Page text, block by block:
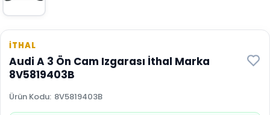
İTHAL
Audi A 3 Ön Cam Izgarası İthal Marka
8V5819403B
Ürün Kodu: 8V5819403B